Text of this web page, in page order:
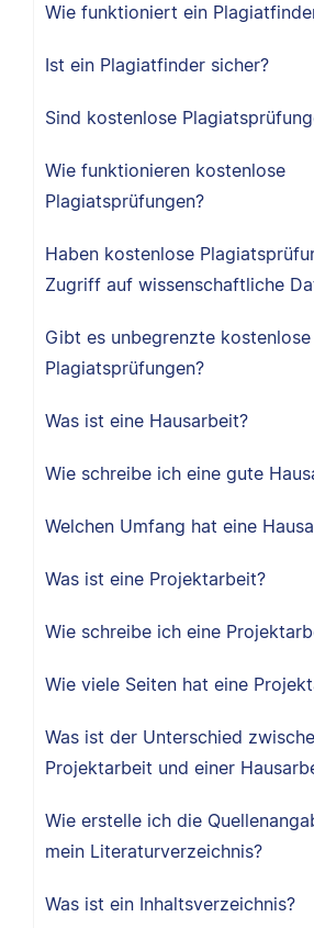
Wie funktioniert ein
Ist ein Plagiatfinder sicher?
Sind kostenlose
Wie funktionieren kostenlose
Plagiatsprüfungen?
Haben kostenlose
Zugriff auf wissenschaftliche
Gibt es unbegrenzte kostenlose
Plagiatsprüfungen?
Was ist eine Hausarbeit?
Wie schreibe ich eine gute
Welchen Umfang hat eine
Was ist eine Projektarbeit?
Wie schreibe ich eine
Wie viele Seiten hat eine
Was ist der Unterschied
Projektarbeit und einer
Wie erstelle ich die
mein Literaturverzeichnis?
Was ist ein Inhaltsverzeichnis?